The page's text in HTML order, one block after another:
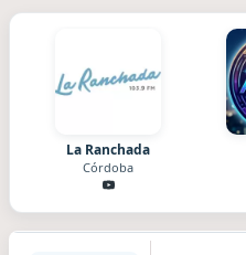
La Ranchada
Córdoba